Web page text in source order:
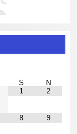
S
N
1
2
8 9